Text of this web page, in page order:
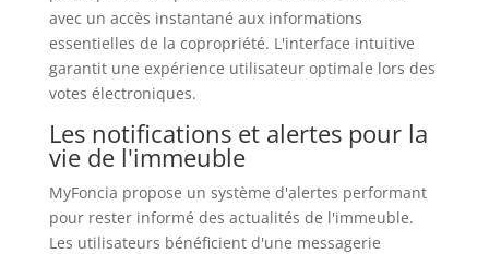
avec un accès instantané aux informations
essentielles de la copropriété. L'interface intuitive
garantit une expérience utilisateur optimale lors des
votes électroniques.
Les notifications et alertes pour la
vie de l'immeuble
MyFoncia propose un système d'alertes performant
pour rester informé des actualités de l'immeuble.
Les utilisateurs bénéficient d'une messagerie